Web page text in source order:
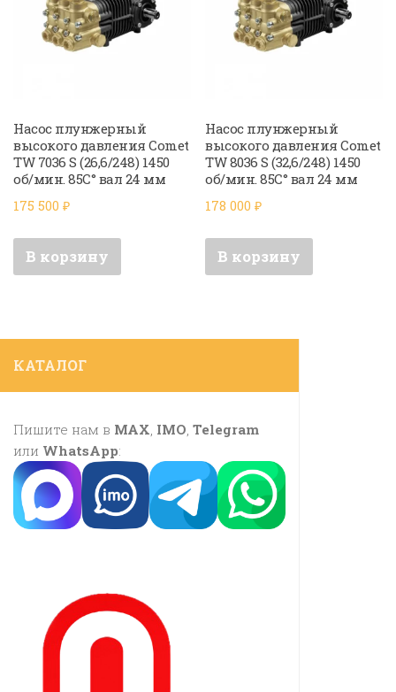
Насос плунжерный
высокого давления Comet
TW 7036 S (26,6/248) 1450
об/мин. 85C° вал 24 мм
175 500 ₽
В корзину
Насос плунжерный
высокого давления Comet
TW 8036 S (32,6/248) 1450
об/мин. 85C° вал 24 мм
178 000₽
В корзину
КАТАЛОГ
Пишите нам в MAX, IMO, Telegram
или WhatsApp: